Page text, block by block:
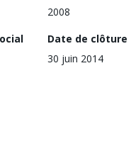
2008
Date de clôture
30 juin 2014